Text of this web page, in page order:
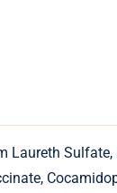
Laureth Sulfate,